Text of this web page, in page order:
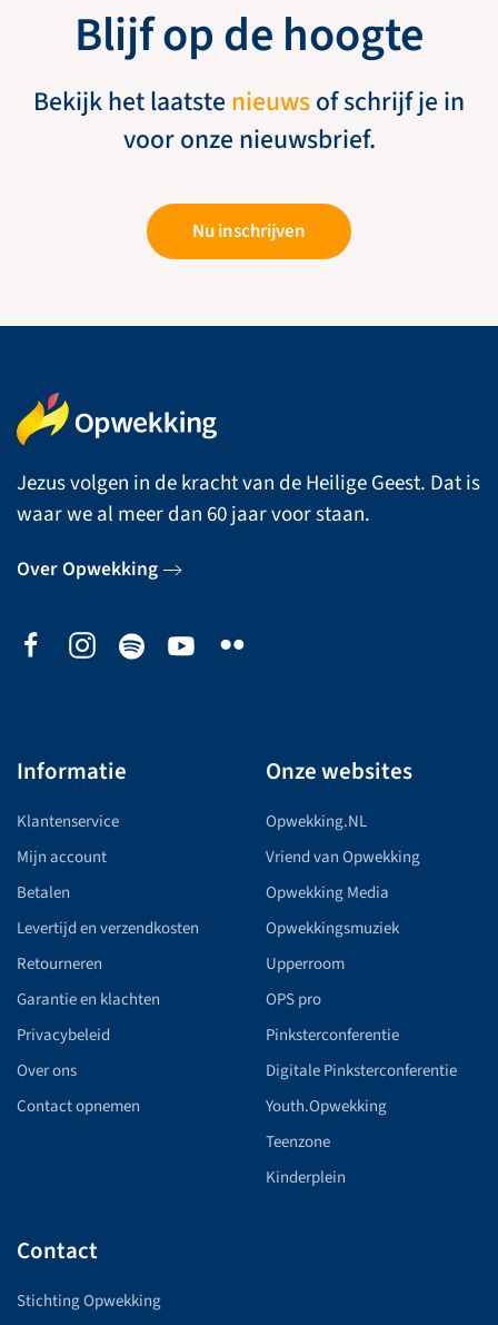
Blijf op de hoogte
Bekijk het laatste nieuwsof schrijf je in
voor onze nieuwsbrief.
Nu inschrijven
Jezus volgen in de kracht van de Heilige Geest. Dat is
waar we al meer dan 60 jaar voor staan.
Over Opwekking
Informatie
Klantenservice
Mijn account
Betalen
Levertijd en verzendkosten
Retourneren
Garantie en klachten
Privacybeleid
Over ons
Contact opnemen
Onze websites
Opwekking.NL
Vriend van Opwekking
Opwekking Media
Opwekkingsmuziek
Upperroom
OPS pro
Pinksterconferentie
Digitale Pinksterconferentie
Youth.Opwekking
Teenzone
Kinderplein
Contact
Stichting Opwekking